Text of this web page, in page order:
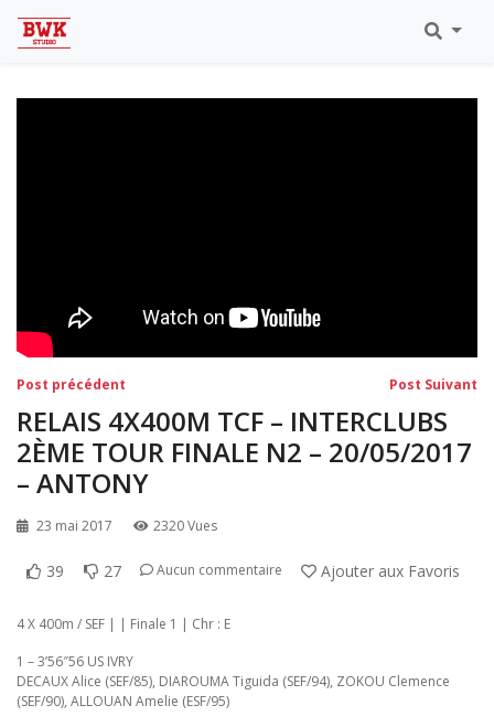
Eaubonne 2019
Navigation
de
l’article
Post précédent Post Suivant
RELAIS 4X400M TCF – INTERCLUBS
2ÈME TOUR FINALE N2 – 20/05/2017
– ANTONY
23 mai 2017 2320 Vues
39 27 Aucun commentaire Ajouter aux Favoris
4 X 400m / SEF | | Finale 1 | Chr : E
1 – 3’56″56 US IVRY
DECAUX Alice (SEF/85), DIAROUMA Tiguida (SEF/94), ZOKOU Clemence
(SEF/90), ALLOUAN Amelie (ESF/95)